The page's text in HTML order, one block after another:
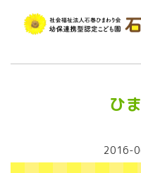
ひ
2016-